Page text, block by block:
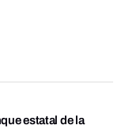
estatal de la